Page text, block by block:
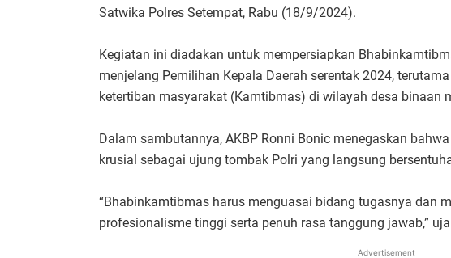
Satwika Polres Setempat, Rabu (18/9/2024).
Kegiatan ini diadakan untuk mempersiapkan
menjelang Pemilihan Kepala Daerah serentak 2024,
ketertiban masyarakat (Kamtibmas) di wilayah desa binaan
Dalam sambutannya, AKBP Ronni Bonic menegaskan
krusial sebagai ujung tombak Polri yang langsung
“Bhabinkamtibmas harus menguasai bidang tugasnya dan
profesionalisme tinggi serta penuh rasa tanggung jawab,”
Advertisement